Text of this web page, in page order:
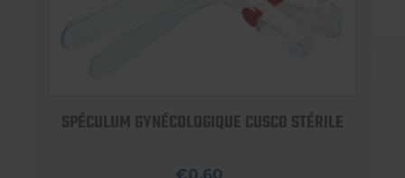
SPÉCULUM GYNÉCOLOGIQUE CUSCO STÉRILE